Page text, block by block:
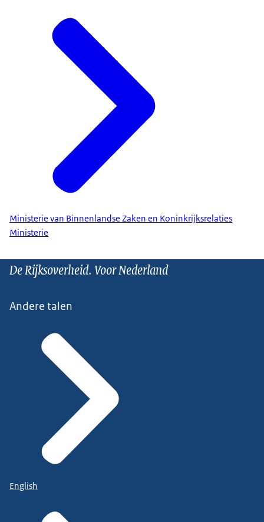
Ministerie van Binnenlandse Zaken en Koninkrijksrelaties
Ministerie
De Rijksoverheid. Voor Nederland
Andere talen
English